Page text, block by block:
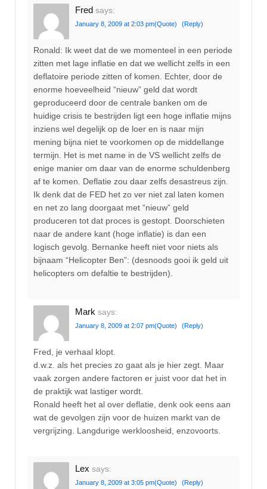
Fred says:
January 8, 2009 at 2:03 pm(Quote) (Reply)
Ronald: Ik weet dat de we momenteel in een periode
zitten met lage inflatie en dat we wellicht zelfs in een
deflatoire periode zitten of komen. Echter, door de
enorme hoeveelheid “nieuw” geld dat wordt
geproduceerd door de centrale banken om de
huidige crisis te bestrijden ligt een hoge inflatie mijns
inziens wel degelijk op de loer en is naar mijn
mening bijna niet te voorkomen op de middellange
termijn. Het is met name in de VS wellicht zelfs de
enige manier om daar van de enorme schuldenberg
af te komen. Deflatie zou daar zelfs desastreus zijn.
Ik denk dat de FED het zo ver niet zal laten komen
en net zo lang doorgaat met “nieuw” geld
produceren tot dat proces is gestopt. Doorschieten
naar de andere kant (hoge inflatie) is dan een
logisch gevolg. Bernanke heeft niet voor niets als
bijnaam “Helicopter Ben”: (desnoods gooi ik geld uit
helicopters om defaltie te bestrijden).
Mark says:
January 8, 2009 at 2:07 pm(Quote) (Reply)
Fred, je verhaal klopt.
d.w.z. als het precies zo gaat als je hier zegt. Maar
vaak zorgen andere factoren er juist voor dat het in
de praktijk wat lastiger wordt.
Ronald heeft het al over deflatie, denk ook eens aan
wat de gevolgen zijn voor de huizen markt van de
vergrijzing. Langdurige werkloosheid, enzovoorts.
Lex says:
January 8, 2009 at 3:05 pm(Quote) (Reply)